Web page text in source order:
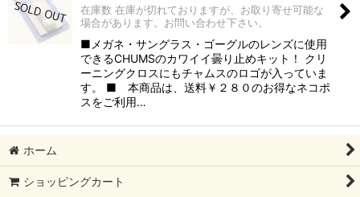
在庫数 在庫が切れておりますが、お取り寄せ可能な
場合があります。お問い合わせ下さい。
■メガネ・サングラス・ゴーグルのレンズに使用
できるCHUMSのカワイイ曇り止めキット！ クリ
ーニングクロスにもチャムスのロゴが入っていま
す。 ■ 本商品は、送料￥２８０のお得なネコポ
スをご利用…
ホーム
ショッピングカート